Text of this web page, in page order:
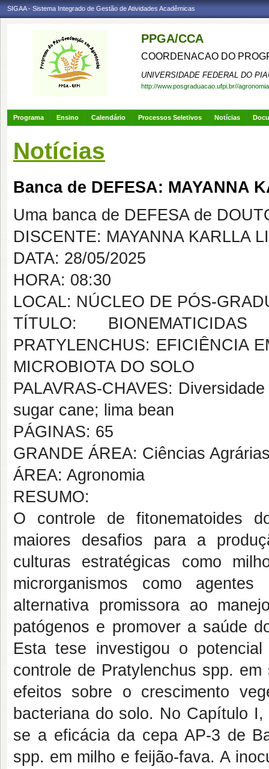
SIGAA - Sistema Integrado de Gestão de Atividades Acadêmicas
PPGA/CCA
COORDENACAO DO
UNIVERSIDADE FEDERAL DO
http://www.posgraduacao.ufpi.br//agronomia
Programa Ensino Calendário Processos Seletivos Notícias
Notícias
Banca de DEFESA: MAYANNA
Uma banca de DEFESA de
DISCENTE: MAYANNA KARLLA
DATA: 28/05/2025
HORA: 08:30
LOCAL: NÚCLEO DE PÓS-
TÍTULO:
PRATYLENCHUS: EFICIÊNCIA
MICROBIOTA DO SOLO
PALAVRAS-CHAVES:
sugar cane; lima bean
PÁGINAS: 65
GRANDE ÁREA: Ciências
ÁREA: Agronomia
RESUMO:
O controle de fitonematoides
maiores desafios para a
culturas estratégicas como
microrganismos como
alternativa promissora ao
patógenos e promover a saúde
Esta tese investigou o
controle de Pratylenchus spp.
efeitos sobre o crescimento
bacteriana do solo. No Capítulo
se a eficácia da cepa AP-3 de
spp. em milho e feijão-fava. A